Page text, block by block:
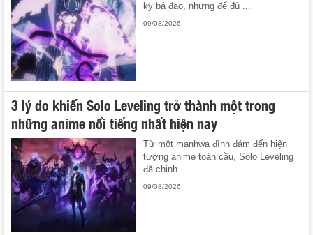
kỳ bá đạo, nhưng để đủ ...
09/08/2026
3 lý do khiến Solo Leveling trở thành một trong
những anime nổi tiếng nhất hiện nay
Từ một manhwa đình đám đến hiện
tượng anime toàn cầu, Solo Leveling
đã chinh ...
09/08/2026